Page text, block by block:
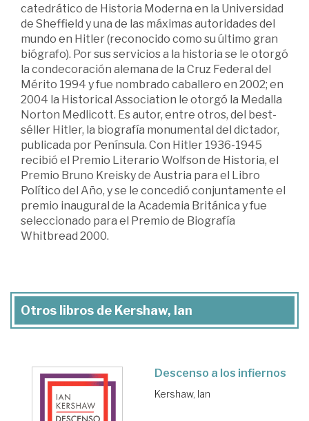
catedrático de Historia Moderna en la Universidad
de Sheffield y una de las máximas autoridades del
mundo en Hitler (reconocido como su último gran
biógrafo). Por sus servicios a la historia se le otorgó
la condecoración alemana de la Cruz Federal del
Mérito 1994 y fue nombrado caballero en 2002; en
2004 la Historical Association le otorgó la Medalla
Norton Medlicott. Es autor, entre otros, del best-
séller Hitler, la biografía monumental del dictador,
publicada por Península. Con Hitler 1936-1945
recibió el Premio Literario Wolfson de Historia, el
Premio Bruno Kreisky de Austria para el Libro
Político del Año, y se le concedió conjuntamente el
premio inaugural de la Academia Británica y fue
seleccionado para el Premio de Biografía
Whitbread 2000.
Otros libros de Kershaw, Ian
Descenso a los infiernos
Kershaw, Ian